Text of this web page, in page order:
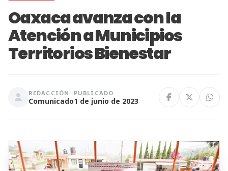
Oaxaca avanza con la
Atención a Municipios
Territorios Bienestar
REDACCIÓN
Comunicado
PUBLICADO
1 de junio de 2023